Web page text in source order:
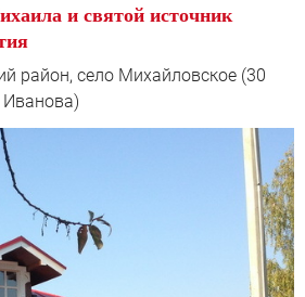
и святой источник
район, село Михайловское (30